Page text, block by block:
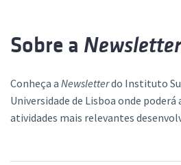
Sobre a Newsletter
Conheça a Newsletterdo Instituto
Universidade de Lisboa onde poderá
atividades mais relevantes